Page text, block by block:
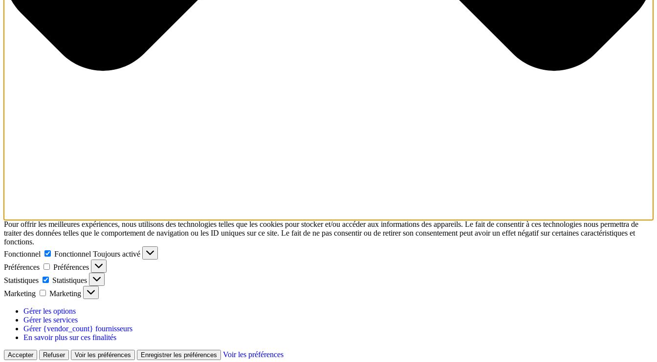
Pour offrir les meilleures expériences, nous utilisons des technologies telles que les cookies pour stocker et/ou accéder aux informations des appareils. Le fait de consentir à ces technologies nous permettra de
traiter des données telles que le comportement de navigation ou les ID uniques sur ce site. Le fait de ne pas consentir ou de retirer son consentement peut avoir un effet négatif sur certaines caractéristiques et
fonctions.
Fonctionnel
Fonctionnel Toujours activé
Préférences
Préférences
Statistiques
Statistiques
Marketing
Marketing
Gérer les options
Gérer les services
Gérer {vendor_count} fournisseurs
En savoir plus sur ces finalités
Accepter Refuser Voir les préférences Enregistrer les préférences Voir les préférences